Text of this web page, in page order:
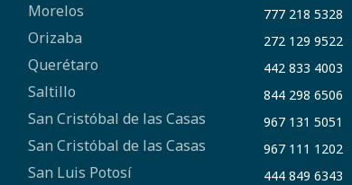
Morelos 777 218 5328
Orizaba 272 129 9522
Querétaro 442 833 4003
Saltillo 844 298 6506
San Cristóbal de las Casas 967 131 5051
San Cristóbal de las Casas 967 111 1202
San Luis Potosí 444 849 6343